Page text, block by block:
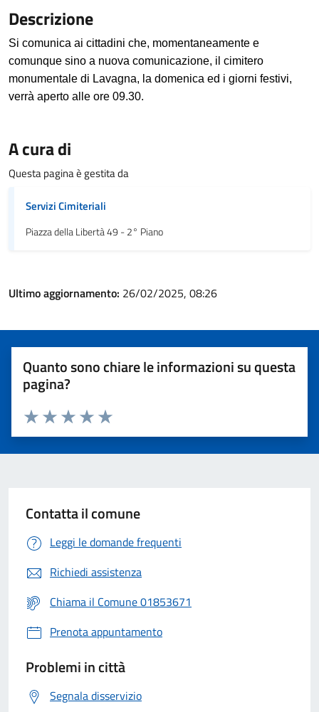
Articolo completo
Descrizione
Si comunica ai cittadini che, momentaneamente e
comunque sino a nuova comunicazione, il cimitero
monumentale di Lavagna, la domenica ed i giorni festivi,
verrà aperto alle ore 09.30.
A cura di
Questa pagina è gestita da
Servizi Cimiteriali
Piazza della Libertà 49 - 2° Piano
Ultimo aggiornamento: 26/02/2025, 08:26
Quanto sono chiare le informazioni su questa
pagina?
Valuta 5 stelle su 5
Valuta 4 stelle su 5
Valuta 3 stelle su 5
Valuta 2 stelle su 5
Valuta 1 stelle su 5
Contatta il comune
Leggi le domande frequenti
Richiedi assistenza
Chiama il Comune 01853671
Prenota appuntamento
Problemi in città
Segnala disservizio